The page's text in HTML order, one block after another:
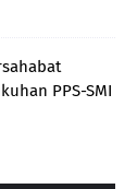
PPS-SMI